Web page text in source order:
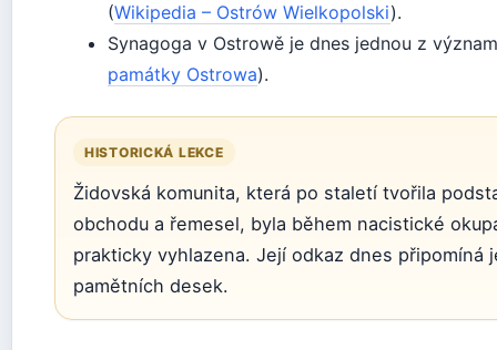
(Wikipedia – Ostrów Wielkopolski).
Synagoga v Ostrowě je dnes jednou z
památky Ostrowa).
HISTORICKÁ LEKCE
Židovská komunita, která po staletí tvořila
obchodu a řemesel, byla během nacistické
prakticky vyhlazena. Její odkaz dnes připomíná
pamětních desek.